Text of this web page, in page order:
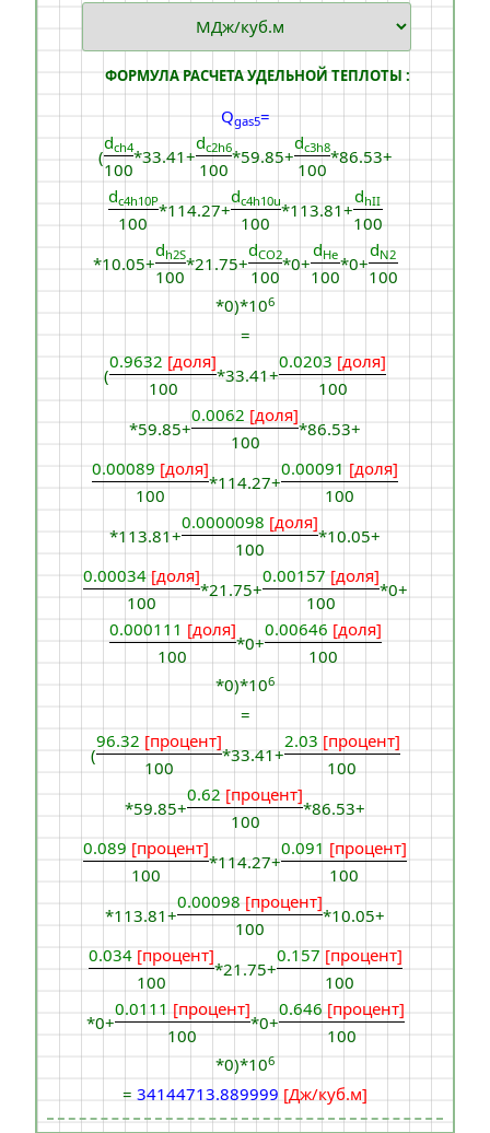
ФОРМУЛА РАСЧЕТА УДЕЛЬНОЙ ТЕПЛОТЫ :
Qgas5=
(
dch4
100
*33.41+
dc2h6
100
*59.85+
dc3h8
100
*86.53+
dc4h10Р
100
*114.27+
dc4h10u
100
*113.81+
dhII
100
*10.05+
dh2S
100
*21.75+
dCO2
100
*0+
dHe
100
*0+
dN2
100
*0)*106
=
(
0.9632 [доля]
100
*33.41+
0.0203 [доля]
100
*59.85+
0.0062 [доля]
100
*86.53+
0.00089 [доля]
100
*114.27+
0.00091 [доля]
100
*113.81+
0.0000098 [доля]
100
*10.05+
0.00034 [доля]
100
*21.75+
0.00157 [доля]
100
*0+
0.000111 [доля]
100
*0+
0.00646 [доля]
100
*0)*106
=
(
96.32 [процент]
100
*33.41+
2.03 [процент]
100
*59.85+
0.62 [процент]
100
*86.53+
0.089 [процент]
100
*114.27+
0.091 [процент]
100
*113.81+
0.00098 [процент]
100
*10.05+
0.034 [процент]
100
*21.75+
0.157 [процент]
100
*0+
0.0111 [процент]
100
*0+
0.646 [процент]
100
*0)*106
= 34144713.889999 [Дж/куб.м]